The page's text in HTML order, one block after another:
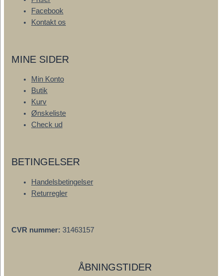
Facebook
Kontakt os
MINE SIDER
Min Konto
Butik
Kurv
Ønskeliste
Check ud
BETINGELSER
Handelsbetingelser
Returregler
CVR nummer: 31463157
ÅBNINGSTIDER